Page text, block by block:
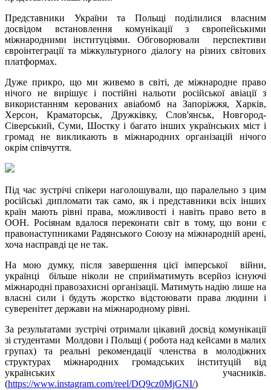
Представники України та Польщі поділилися власним
досвідом встановлення комунікації з європейськими
міжнародними інституціями. Обговорювали перспективи
євроінтеграції та міжкультурного діалогу на різних світових
платформах.
Дуже прикро, що ми живемо в світі, де міжнародне право
нічого не вирішує і постійні нальоти російської авіації з
використанням керованих авіабомб на Запоріжжя, Харків,
Херсон, Краматорськ, Дружківку, Слов'янськ, Новгород-
Сіверський, Суми, Шостку і багато інших українських міст і
громад не викликають в міжнародних організацій нічого
окрім співчуття.
Під час зустрічі спікери наголошували, що паралельно з цим
російські дипломати так само, як і представники всіх інших
країн мають рівні права, можливості і навіть право вето в
ООН. Росіянам вдалося переконати світ в тому, що вони є
правонаступниками Радянського Союзу на міжнародній арені,
хоча насправді це не так.
На мою думку, після завершення цієї імперської війни,
українці більше ніколи не сприйматимуть всерйоз існуючі
міжнародні правозахисні організації. Матимуть надію лише на
власні сили і будуть жорстко відстоювати права людини і
суверенітет держави на міжнародному рівні.
За результатами зустрічі отримали цікавий досвід комунікації
зі студентами Молдови і Польщі ( робота над кейсами в малих
групах) та реальні рекомендації членства в молодіжних
структурах міжнародних громадських інституцій від
українських учасників.
(https://www.instagram.com/reel/DQ9cz0MjGNI/)